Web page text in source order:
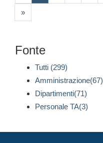
»
Fonte
Tutti (299)
Amministrazione(67)
Dipartimenti(71)
Personale TA(3)